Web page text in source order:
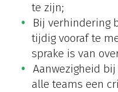
te zijn;
Bij verhindering
tijdig vooraf te
sprake is van
Aanwezigheid
alle teams een